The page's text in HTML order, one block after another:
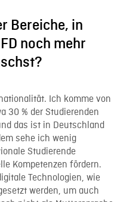
Bereiche, in
noch mehr
Ich komme von
30 % der Studierenden
das ist in Deutschland
sehe ich wenig
Studierende
Kompetenzen fördern.
Technologien, wie
werden, um auch